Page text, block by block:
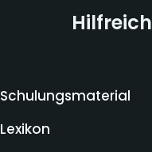
Schulungsmaterial
Lexikon